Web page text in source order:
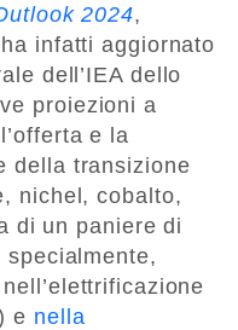
2024,
infatti aggiornato
dell’IEA dello
proiezioni a
e la
della transizione
nichel, cobalto,
di un paniere di
e nella